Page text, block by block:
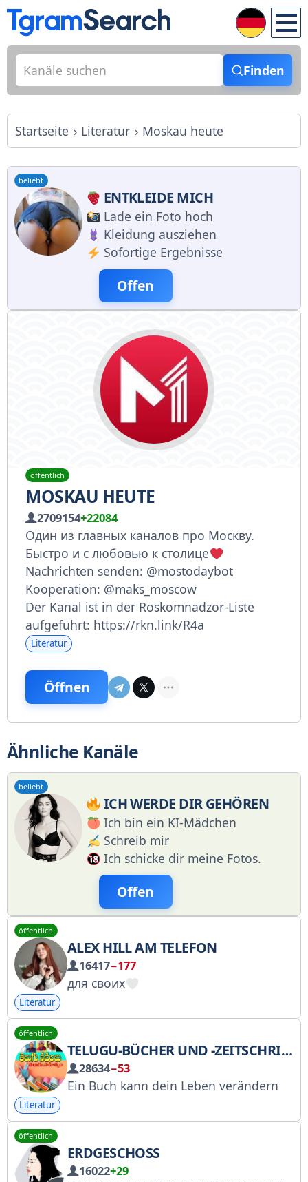
Finden
Startseite Literatur Moskau heute
beliebt
ENTKLEIDE MICH
Lade ein Foto hoch
Kleidung ausziehen
Sofortige Ergebnisse
Offen
öffentlich
MOSKAU HEUTE
2709154+22084
Один из главных каналов про Москву.
Быстро и с любовью к столице
Nachrichten senden: @mostodaybot
Kooperation: @maks_moscow
Der Kanal ist in der Roskomnadzor-Liste
aufgeführt: https://rkn.link/R4a
Literatur
Öffnen
Ähnliche Kanäle
beliebt
ICH WERDE DIR GEHÖREN
Ich bin ein KI-Mädchen
Schreib mir
Ich schicke dir meine Fotos.
Offen
öffentlich
ALEX HILL AM TELEFON
16417−177
для своих
Literatur
öffentlich
TELUGU-BÜCHER UND -ZEITSCHRIFTEN
28634−53
Ein Buch kann dein Leben verändern
Literatur
öffentlich
ERDGESCHOSS
16022+29